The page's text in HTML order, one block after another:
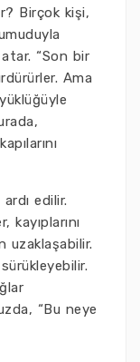
Birçok kişi,
“Son bir
Ama
edilir.
kayıplarını
uzaklaşabilir.
“Bu neye